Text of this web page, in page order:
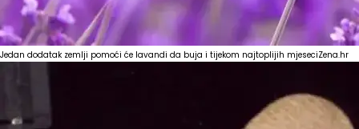
Jedan dodatak zemlji pomoći će lavandi da buja i tijekom najtoplijih mjeseciZena.hr